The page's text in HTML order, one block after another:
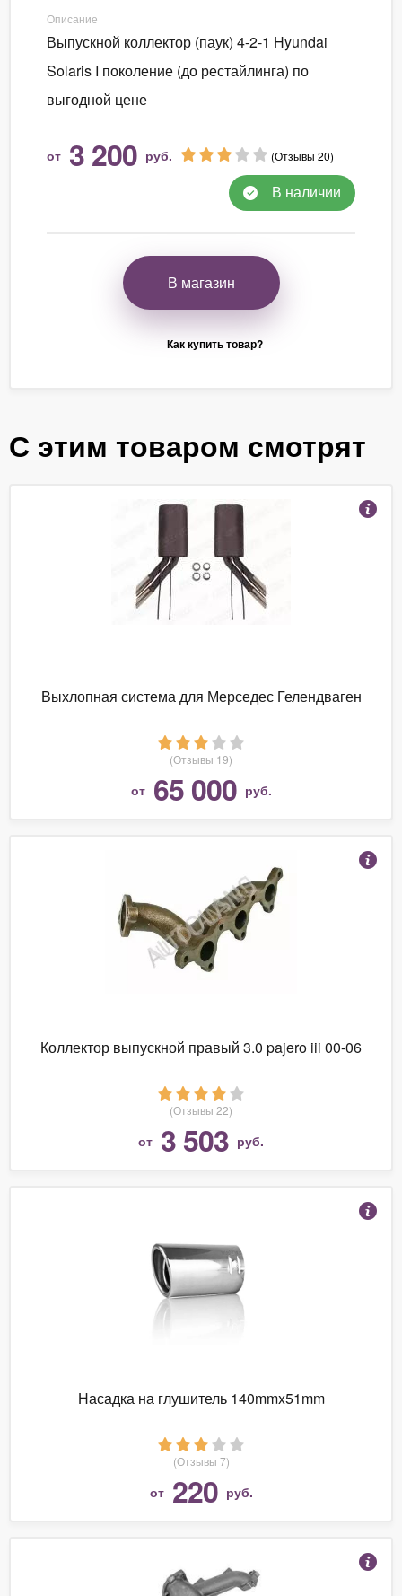
Описание
Выпускной коллектор (паук) 4-2-1 Hyundai
Solaris I поколение (до рестайлинга) по
выгодной цене
от 3 200 руб. (Отзывы 20)
В наличии
В магазин
Как купить товар?
С этим товаром смотрят
Выхлопная система для Мерседес Гелендваген
(Отзывы 19)
от 65 000 руб.
Коллектор выпускной правый 3.0 pajero iii 00-06
(Отзывы 22)
от 3 503 руб.
Насадка на глушитель 140mmx51mm
(Отзывы 7)
от 220 руб.